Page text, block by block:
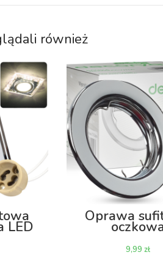
również
LED
Oprawa
Decorya zł